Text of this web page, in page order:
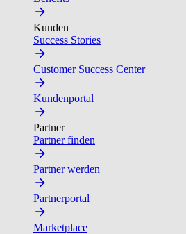
Kunden
Success Stories
Customer Success Center
Kundenportal
Partner
Partner finden
Partner werden
Partnerportal
Marketplace